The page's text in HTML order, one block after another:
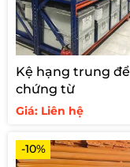
Kệ hạng trung để
chứng từ
Giá: Liên hệ
-10%